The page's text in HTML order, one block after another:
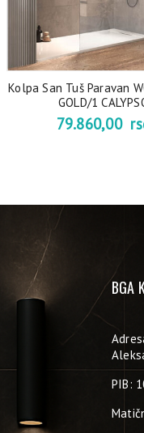
Kolpa San Tuš Paravan
GOLD/1
79.860,00
BGA
PIB: